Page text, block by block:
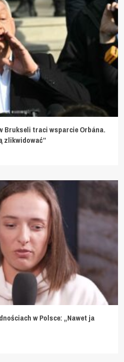
Brukseli traci wsparcie Orbána.
zlikwidować”
w Polsce: „Nawet ja